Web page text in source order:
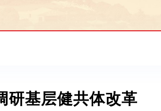
研基层健共体改革